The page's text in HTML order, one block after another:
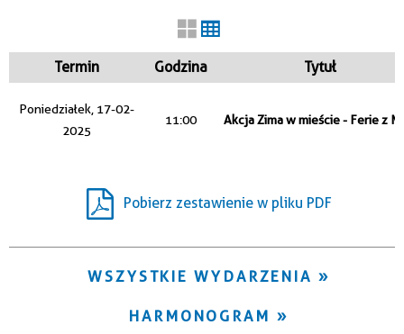
Trwające w zakresie
filtr
Termin Godzina Tytuł
Poniedziałek, 17-02-
2025
11:00 Akcja Zima w mieście - Ferie z
Pobierz zestawienie w pliku PDF
WSZYSTKIE WYDARZENIA
HARMONOGRAM